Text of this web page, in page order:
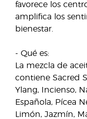
favorece los
amplifica los
bienestar.
- Qué es:
La mezcla de
contiene Sacred
Ylang, Incienso,
Española, Pícea
Limón, Jazmín,